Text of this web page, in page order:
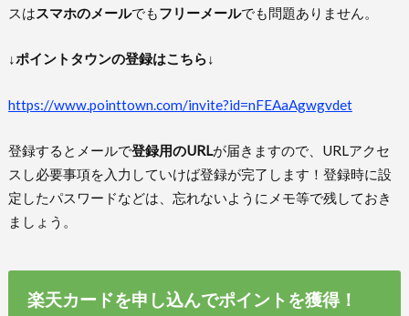
スはスマホのメールでもフリーメールでも問題ありません。
↓ポイントタウンの登録はこちら↓
https://www.pointtown.com/invite?id=nFEAaAgwgvdet
登録するとメールで登録用のURLが届きますので、URLアクセ
スし必要事項を入力していけば登録が完了します！登録時に設
定したパスワードなどは、忘れないようにメモ等で残しておき
ましょう。
楽天カードを申し込んでポイントを獲得！